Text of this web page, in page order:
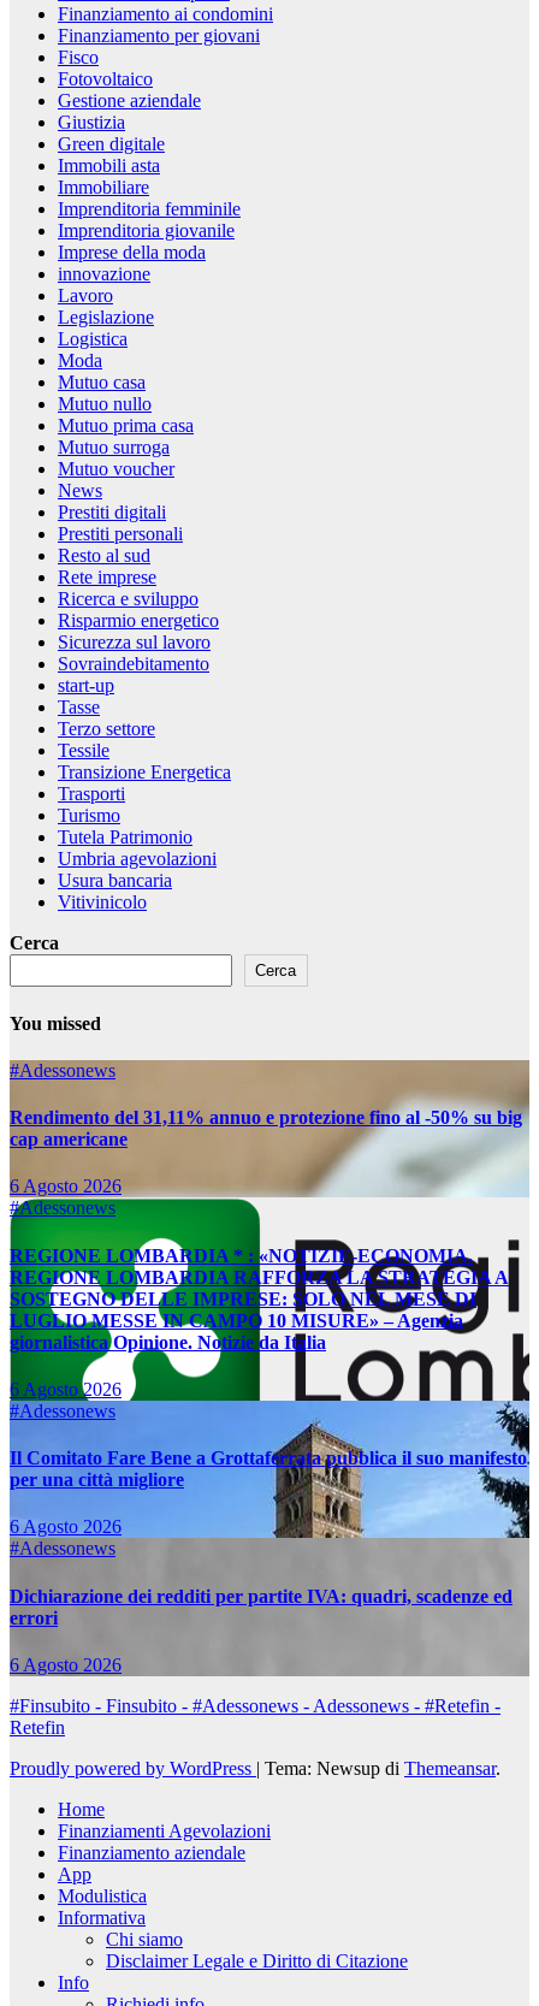
Finanziamento ai condomini
Finanziamento per giovani
Fisco
Fotovoltaico
Gestione aziendale
Giustizia
Green digitale
Immobili asta
Immobiliare
Imprenditoria femminile
Imprenditoria giovanile
Imprese della moda
innovazione
Lavoro
Legislazione
Logistica
Moda
Mutuo casa
Mutuo nullo
Mutuo prima casa
Mutuo surroga
Mutuo voucher
News
Prestiti digitali
Prestiti personali
Resto al sud
Rete imprese
Ricerca e sviluppo
Risparmio energetico
Sicurezza sul lavoro
Sovraindebitamento
start-up
Tasse
Terzo settore
Tessile
Transizione Energetica
Trasporti
Turismo
Tutela Patrimonio
Umbria agevolazioni
Usura bancaria
Vitivinicolo
Cerca
Cerca
You missed
#Adessonews
Rendimento del 31,11% annuo e protezione fino al -50% su big
cap americane
6 Agosto 2026
#Adessonews
REGIONE LOMBARDIA * : «NOTIZIE-ECONOMIA.
REGIONE LOMBARDIA RAFFORZA LA STRATEGIA A
SOSTEGNO DELLE IMPRESE: SOLO NEL MESE DI
LUGLIO MESSE IN CAMPO 10 MISURE» – Agenzia
giornalistica Opinione. Notizie da Italia
6 Agosto 2026
#Adessonews
Il Comitato Fare Bene a Grottaferrata pubblica il suo manifesto
per una città migliore
6 Agosto 2026
#Adessonews
Dichiarazione dei redditi per partite IVA: quadri, scadenze ed
errori
6 Agosto 2026
#Finsubito - Finsubito - #Adessonews - Adessonews - #Retefin -
Retefin
Proudly powered by WordPress | Tema: Newsup di Themeansar.
Home
Finanziamenti Agevolazioni
Finanziamento aziendale
App
Modulistica
Informativa
Chi siamo
Disclaimer Legale e Diritto di Citazione
Info